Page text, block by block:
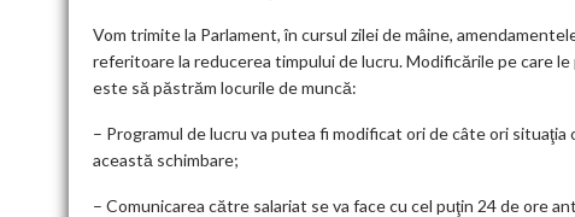
Vom trimite la Parlament, în cursul zilei de mâine,
referitoare la reducerea timpului de lucru. Modificările pe care
este să păstrăm locurile de muncă:
– Programul de lucru va putea fi modificat ori de câte ori
această schimbare;
– Comunicarea către salariat se va face cu cel puţin 24 de ore